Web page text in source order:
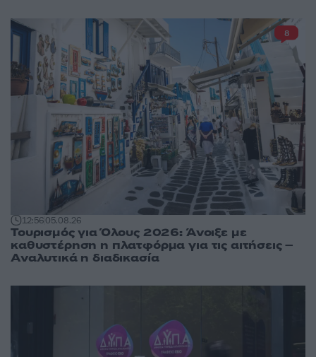
12:5605.08.26
Τουρισμός για Όλους 2026: Άνοιξε με
καθυστέρηση η πλατφόρμα για τις αιτήσεις –
Αναλυτικά η διαδικασία
8